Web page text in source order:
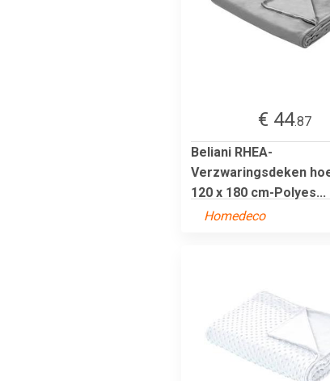
€ 44.87
Beliani RHEA-
Verzwaringsdeken
120 x 180 cm-Polyes...
Homedeco